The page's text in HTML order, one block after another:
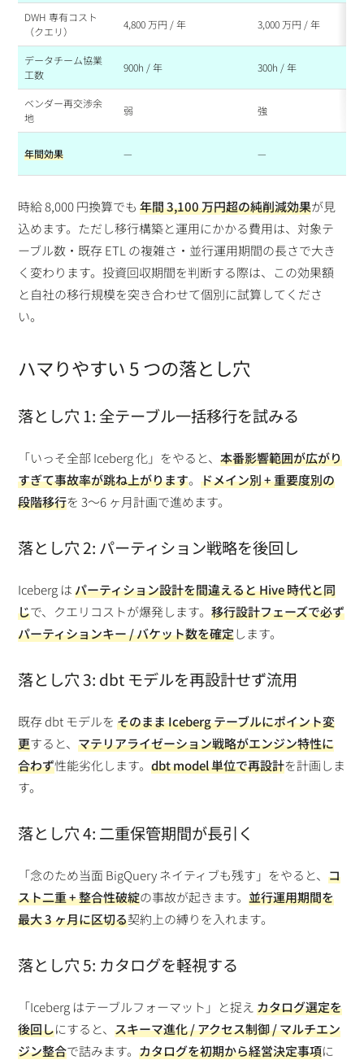
DWH 専有コスト
（クエリ）
4,800 万円 / 年 3,000 万円 / 年
データチーム協業
工数
900h / 年 300h / 年
ベンダー再交渉余
地
弱 強
年間効果 — —
時給 8,000 円換算でも年間 3,100 万円超の純削減効果が見
込めます。ただし移行構築と運用にかかる費用は、対象テ
ーブル数・既存 ETL の複雑さ・並行運用期間の長さで大き
く変わります。投資回収期間を判断する際は、この効果額
と自社の移行規模を突き合わせて個別に試算してくださ
い。
ハマりやすい 5 つの落とし穴
落とし穴 1: 全テーブル一括移行を試みる
「いっそ全部 Iceberg 化」をやると、本番影響範囲が広がり
すぎて事故率が跳ね上がります。ドメイン別 + 重要度別の
段階移行を 3〜6 ヶ月計画で進めます。
落とし穴 2: パーティション戦略を後回し
Iceberg はパーティション設計を間違えると Hive 時代と同
じで、クエリコストが爆発します。移行設計フェーズで必ず
パーティションキー / バケット数を確定します。
落とし穴 3: dbt モデルを再設計せず流用
既存 dbt モデルをそのまま Iceberg テーブルにポイント変
更すると、マテリアライゼーション戦略がエンジン特性に
合わず性能劣化します。dbt model 単位で再設計を計画しま
す。
落とし穴 4: 二重保管期間が長引く
「念のため当面 BigQuery ネイティブも残す」をやると、コ
スト二重 + 整合性破綻の事故が起きます。並行運用期間を
最大 3 ヶ月に区切る契約上の縛りを入れます。
落とし穴 5: カタログを軽視する
「Iceberg はテーブルフォーマット」と捉えカタログ選定を
後回しにすると、スキーマ進化 / アクセス制御 / マルチエン
ジン整合で詰みます。カタログを初期から経営決定事項に